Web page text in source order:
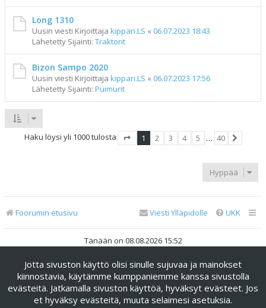
Long 1310
Uusin viesti Kirjoittaja kippari.LS « 06.07.2023 18:43
Lähetetty Sijainti: Traktorit
Bizon Sampo 2020
Uusin viesti Kirjoittaja kippari.LS « 06.07.2023 17:56
Lähetetty Sijainti: Puimurit
Haku löysi yli 1000 tulosta
1 2 3 4 5 … 40
Hyppää
Foorumin etusivu UKK
Viesti Ylläpidolle
Tänään on 08.08.2026 15:52
Keskustelufoorumin ohjelmistophpBB® Forum Software ©
phpBB Limited
Käännös: phpBB Suomi (lurttinen, harritapio, Pettis)
phpBB Metro Theme byPixelGoose Studio
Jotta sivuston käyttö olisi sinulle sujuvaa ja mainokset
kiinnostavia, käytämme kumppaniemme kanssa sivustolla
evästeitä. Jatkamalla sivuston käyttöä, hyväksyt evästeet. Jos
et hyväksy evästeitä, muuta selaimesi asetuksia.